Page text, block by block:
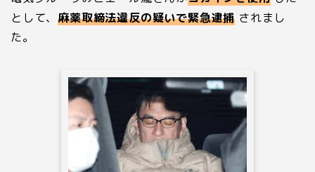
として、麻薬取締法違反の疑いで緊急逮捕 されまし
た。